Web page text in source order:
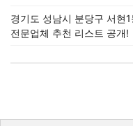
경기도 성남시 분당구 서현
전문업체 추천 리스트 공개!